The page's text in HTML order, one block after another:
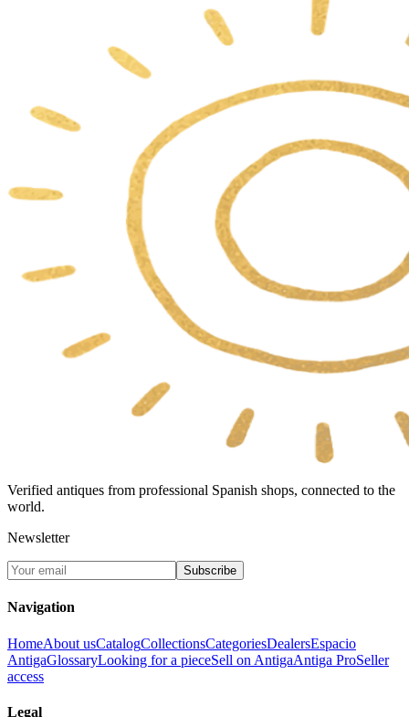
Verified antiques from professional Spanish shops, connected to the
world.
Newsletter
Subscribe
Navigation
HomeAbout usCatalogCollectionsCategoriesDealersEspacio
AntigaGlossaryLooking for a pieceSell on AntigaAntiga ProSeller
access
Legal